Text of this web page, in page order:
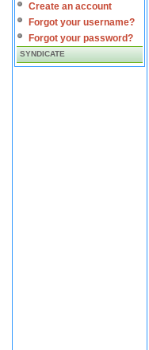
Create an account
Forgot your username?
Forgot your password?
SYNDICATE